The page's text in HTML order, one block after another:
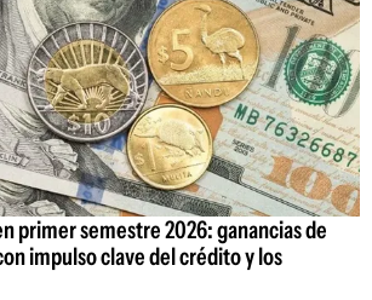
primer semestre 2026: ganancias de
impulso clave del crédito y los